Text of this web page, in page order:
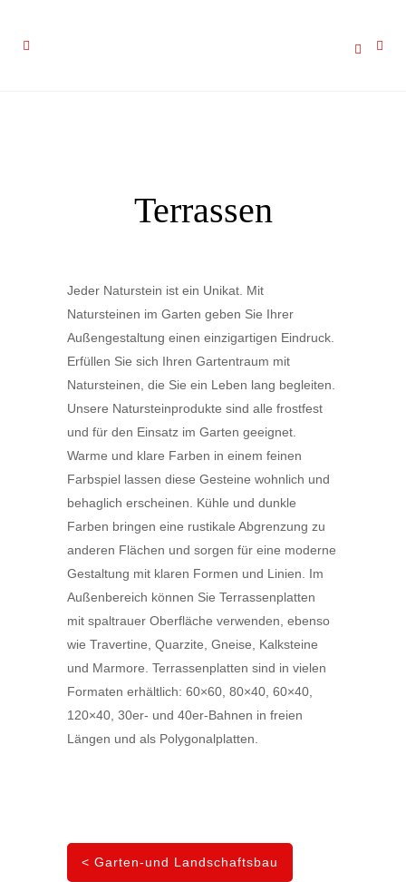
Terrassen
Jeder Naturstein ist ein Unikat. Mit
Natursteinen im Garten geben Sie Ihrer
Außengestaltung einen einzigartigen Eindruck.
Erfüllen Sie sich Ihren Gartentraum mit
Natursteinen, die Sie ein Leben lang begleiten.
Unsere Natursteinprodukte sind alle frostfest
und für den Einsatz im Garten geeignet.
Warme und klare Farben in einem feinen
Farbspiel lassen diese Gesteine wohnlich und
behaglich erscheinen. Kühle und dunkle
Farben bringen eine rustikale Abgrenzung zu
anderen Flächen und sorgen für eine moderne
Gestaltung mit klaren Formen und Linien. Im
Außenbereich können Sie Terrassenplatten
mit spaltrauer Oberfläche verwenden, ebenso
wie Travertine, Quarzite, Gneise, Kalksteine
und Marmore. Terrassenplatten sind in vielen
Formaten erhältlich: 60×60, 80×40, 60×40,
120×40, 30er- und 40er-Bahnen in freien
Längen und als Polygonalplatten.
< Garten-und Landschaftsbau